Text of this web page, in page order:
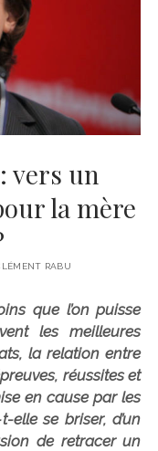
email-
vers un
la mère
RABU
que l’on puisse
les meilleures
la relation entre
réussites et
en cause par les
elle se briser, d’un
de retracer un